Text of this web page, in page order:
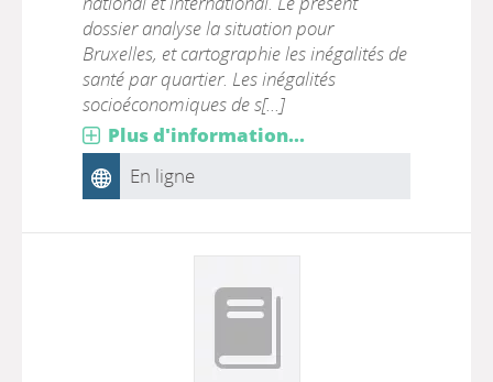
dossier analyse la situation pour
Bruxelles, et cartographie les inégalités de
santé par quartier. Les inégalités
socioéconomiques de s[...]
Plus d'information...
En ligne